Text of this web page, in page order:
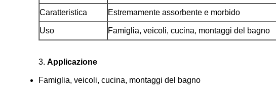
Caratteristica Estremamente assorbente e morbido
Uso Famiglia, veicoli, cucina, montaggi del bagno
3. Applicazione
Famiglia, veicoli, cucina, montaggi del bagno